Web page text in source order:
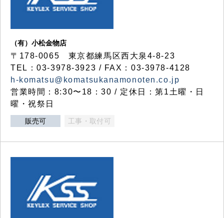
（有）小松金物店
〒178-0065 東京都練馬区西大泉4-8-23
TEL：03-3978-3923 / FAX：03-3978-4128
h-komatsu@komatsukanamonoten.co.jp
営業時間：8:30〜18：30 / 定休日：第1土曜・日
曜・祝祭日
販売可 工事・取付可